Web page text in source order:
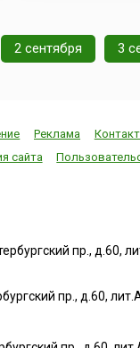
2 сентября 3
Реклама
сайта
пр., д.60,
пр., д.60,